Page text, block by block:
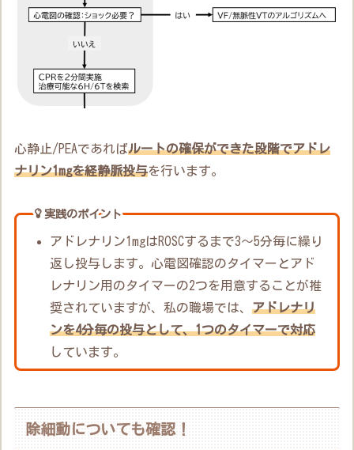
心静止/PEAであればルートの確保ができた段階でアドレ
ナリン1mgを経静脈投与を行います。
実践のポイント
アドレナリン1mgはROSCするまで3～5分毎に繰り
返し投与します。心電図確認のタイマーとアド
レナリン用のタイマーの2つを用意することが推
奨されていますが、私の職場では、アドレナリ
ンを4分毎の投与として、1つのタイマーで対応
しています。
除細動についても確認！